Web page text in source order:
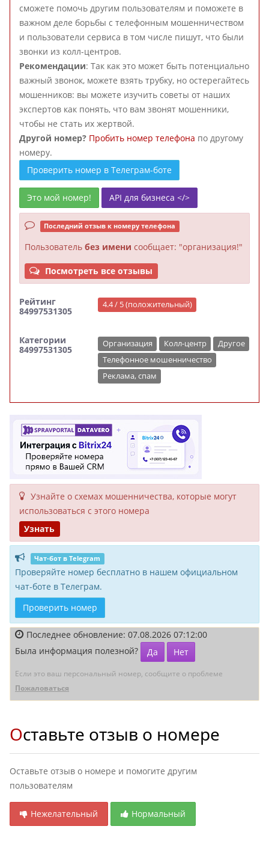
сможете помочь другим пользователям и поможете в
важном деле борьбы с телефонным мошенничеством
и пользователи сервиса в том числе пишут, что были
звонки из колл-центров.
Рекомендации: Так как это может быть потенциально
важный звонок, можете взять трубку, но остерегайтесь
мошенников: вы можете изучить советы от наших
экспертов как понять, что вам звонят мошенники,
чтобы не стать их жертвой.
Другой номер? Пробить номер телефона по другому
номеру.
Проверить номер в Телеграм-боте
Это мой номер! API для бизнеса </>
Последний отзыв к номеру телефона
Пользователь без имени сообщает: "организация!"
Посмотреть все отзывы
Рейтинг
84997531305
4.4 / 5 (положительный)
Категории
84997531305
Организация Колл-центр
Другое
Телефонное мошенничество
Реклама, спам
Узнайте о схемах мошенни­чества, кото­рые могут
исполь­зоваться с этого номера
Узнать
Чат-бот в Telegram
Проверяйте номер бесплатно в нашем официальном
чат-боте в Телеграм.
Проверить номер
Последнее обновление: 07.08.2026 07:12:00
Была информация полезной?
Да Нет
Если это ваш персональный номер, сообщите о проблеме
Пожаловаться
Оставьте отзыв о номере
Оставьте отзыв о номере и помогите другим
пользователям
Нежелательный Нормальный